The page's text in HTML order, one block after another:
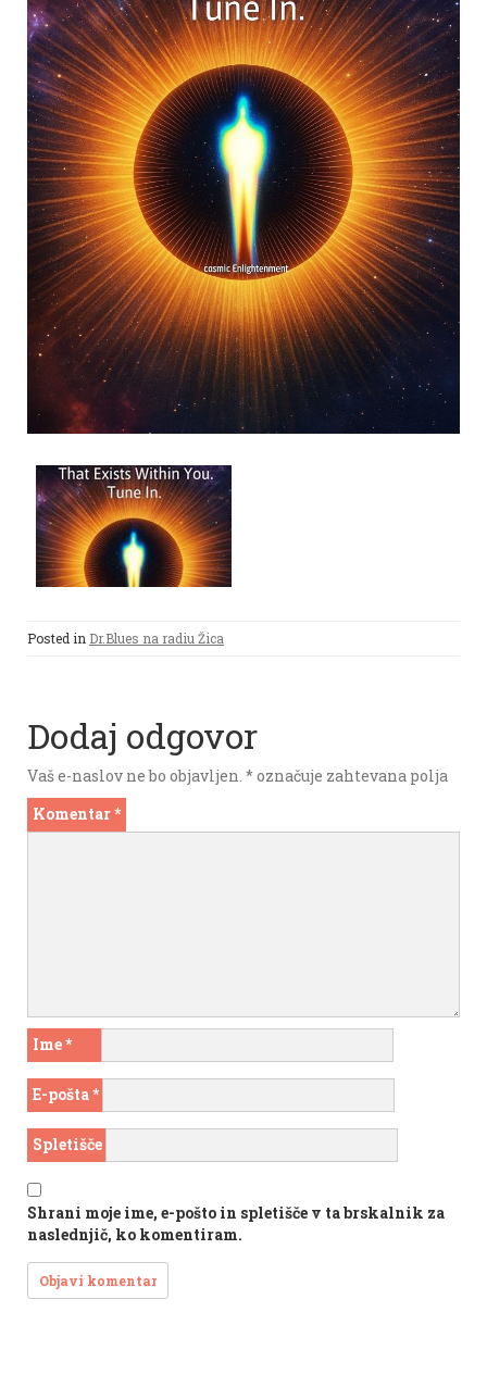
Posted in Dr.Blues na radiu Žica
Dodaj odgovor
Vaš e-naslov ne bo objavljen. *označuje zahtevana polja
Komentar*
Ime*
E-pošta*
Spletišče
Shrani moje ime, e-pošto in spletišče v ta brskalnik za
naslednjič, ko komentiram.